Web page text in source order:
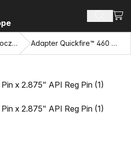
Szukaj
Adaptery i oczy przyciągające Adapter Quickfire™ 460 Pin x 2.875" API Reg Pin